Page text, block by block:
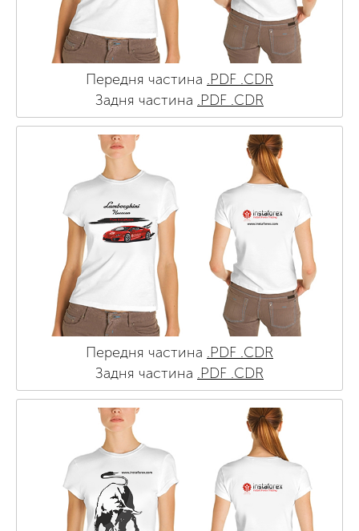
Передня частина .PDF .CDR
Задня частина .PDF .CDR
Передня частина .PDF .CDR
Задня частина .PDF .CDR